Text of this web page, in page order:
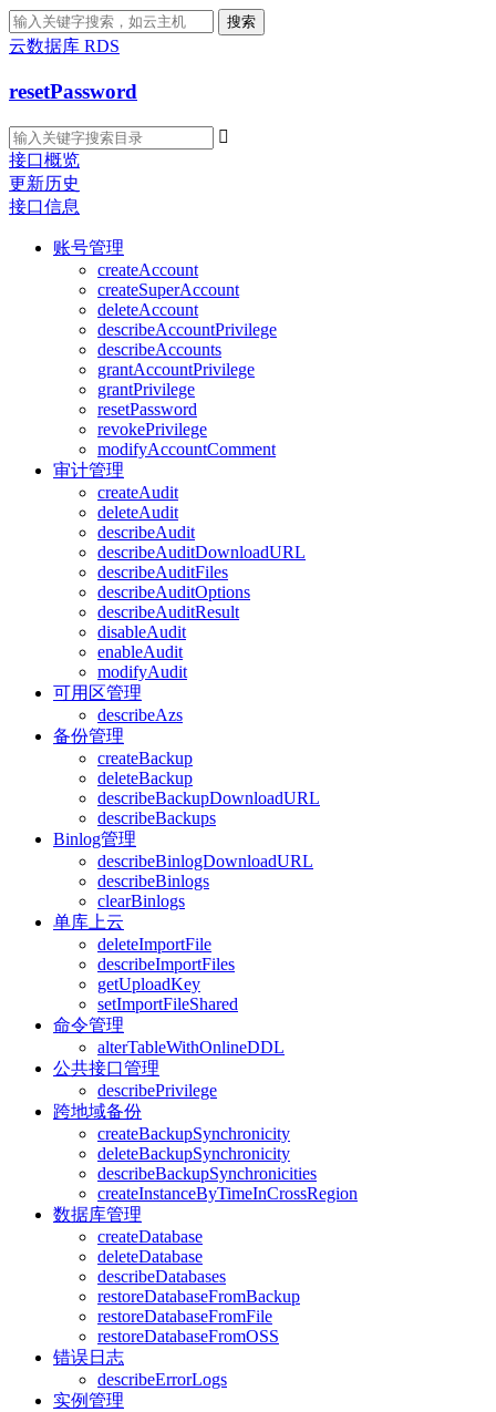
搜索
云数据库 RDS
resetPassword

接口概览
更新历史
接口信息
账号管理
createAccount
createSuperAccount
deleteAccount
describeAccountPrivilege
describeAccounts
grantAccountPrivilege
grantPrivilege
resetPassword
revokePrivilege
modifyAccountComment
审计管理
createAudit
deleteAudit
describeAudit
describeAuditDownloadURL
describeAuditFiles
describeAuditOptions
describeAuditResult
disableAudit
enableAudit
modifyAudit
可用区管理
describeAzs
备份管理
createBackup
deleteBackup
describeBackupDownloadURL
describeBackups
Binlog管理
describeBinlogDownloadURL
describeBinlogs
clearBinlogs
单库上云
deleteImportFile
describeImportFiles
getUploadKey
setImportFileShared
命令管理
alterTableWithOnlineDDL
公共接口管理
describePrivilege
跨地域备份
createBackupSynchronicity
deleteBackupSynchronicity
describeBackupSynchronicities
createInstanceByTimeInCrossRegion
数据库管理
createDatabase
deleteDatabase
describeDatabases
restoreDatabaseFromBackup
restoreDatabaseFromFile
restoreDatabaseFromOSS
错误日志
describeErrorLogs
实例管理